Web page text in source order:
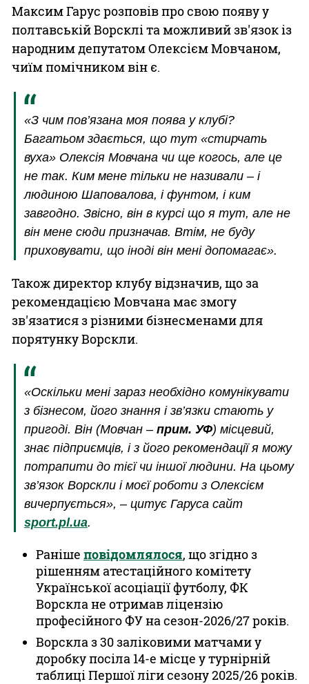
Максим Гарус розповів про свою появу у
полтавській Ворсклі та можливий зв'язок із
народним депутатом Олексієм Мовчаном,
чиїм помічником він є.
«З чим пов’язана моя поява у клубі?
Багатьом здається, що тут «стирчать
вуха» Олексія Мовчана чи ще когось, але це
не так. Ким мене тільки не називали – і
людиною Шаповалова, і фунтом, і ким
завгодно. Звісно, він в курсі що я тут, але не
він мене сюди призначав. Втім, не буду
приховувати, що іноді він мені допомагає».
Також директор клубу відзначив, що за
рекомендацією Мовчана має змогу
зв'язатися з різними бізнесменами для
порятунку Ворскли.
«Оскільки мені зараз необхідно комунікувати
з бізнесом, його знання і зв’язки стають у
пригоді. Він (Мовчан – прим. УФ) місцевий,
знає підприємців, і з його рекомендації я можу
потрапити до тієї чи іншої людини. На цьому
зв’язок Ворскли і моєї роботи з Олексієм
вичерпується», – цитує Гаруса сайт
sport.pl.ua.
Раніше повідомлялося, що згідно з
рішенням атестаційного комітету
Української асоціації футболу, ФК
Ворскла не отримав ліцензію
професійного ФУ на сезон-2026/27 років.
Ворскла з 30 заліковими матчами у
доробку посіла 14-е місце у турнірній
таблиці Першої ліги сезону 2025/26 років.